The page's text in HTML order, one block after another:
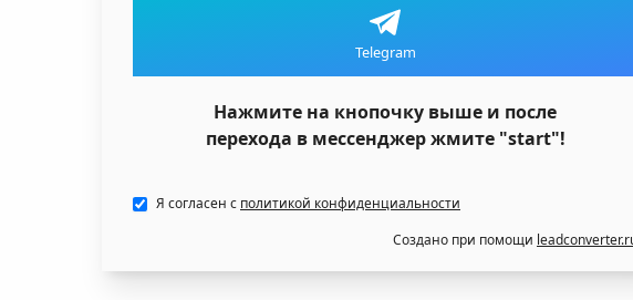
Telegram
Нажмите на кнопочку выше и после
перехода в мессенджер жмите "start"!
Я согласен с политикой конфиденциальности
Создано при помощи